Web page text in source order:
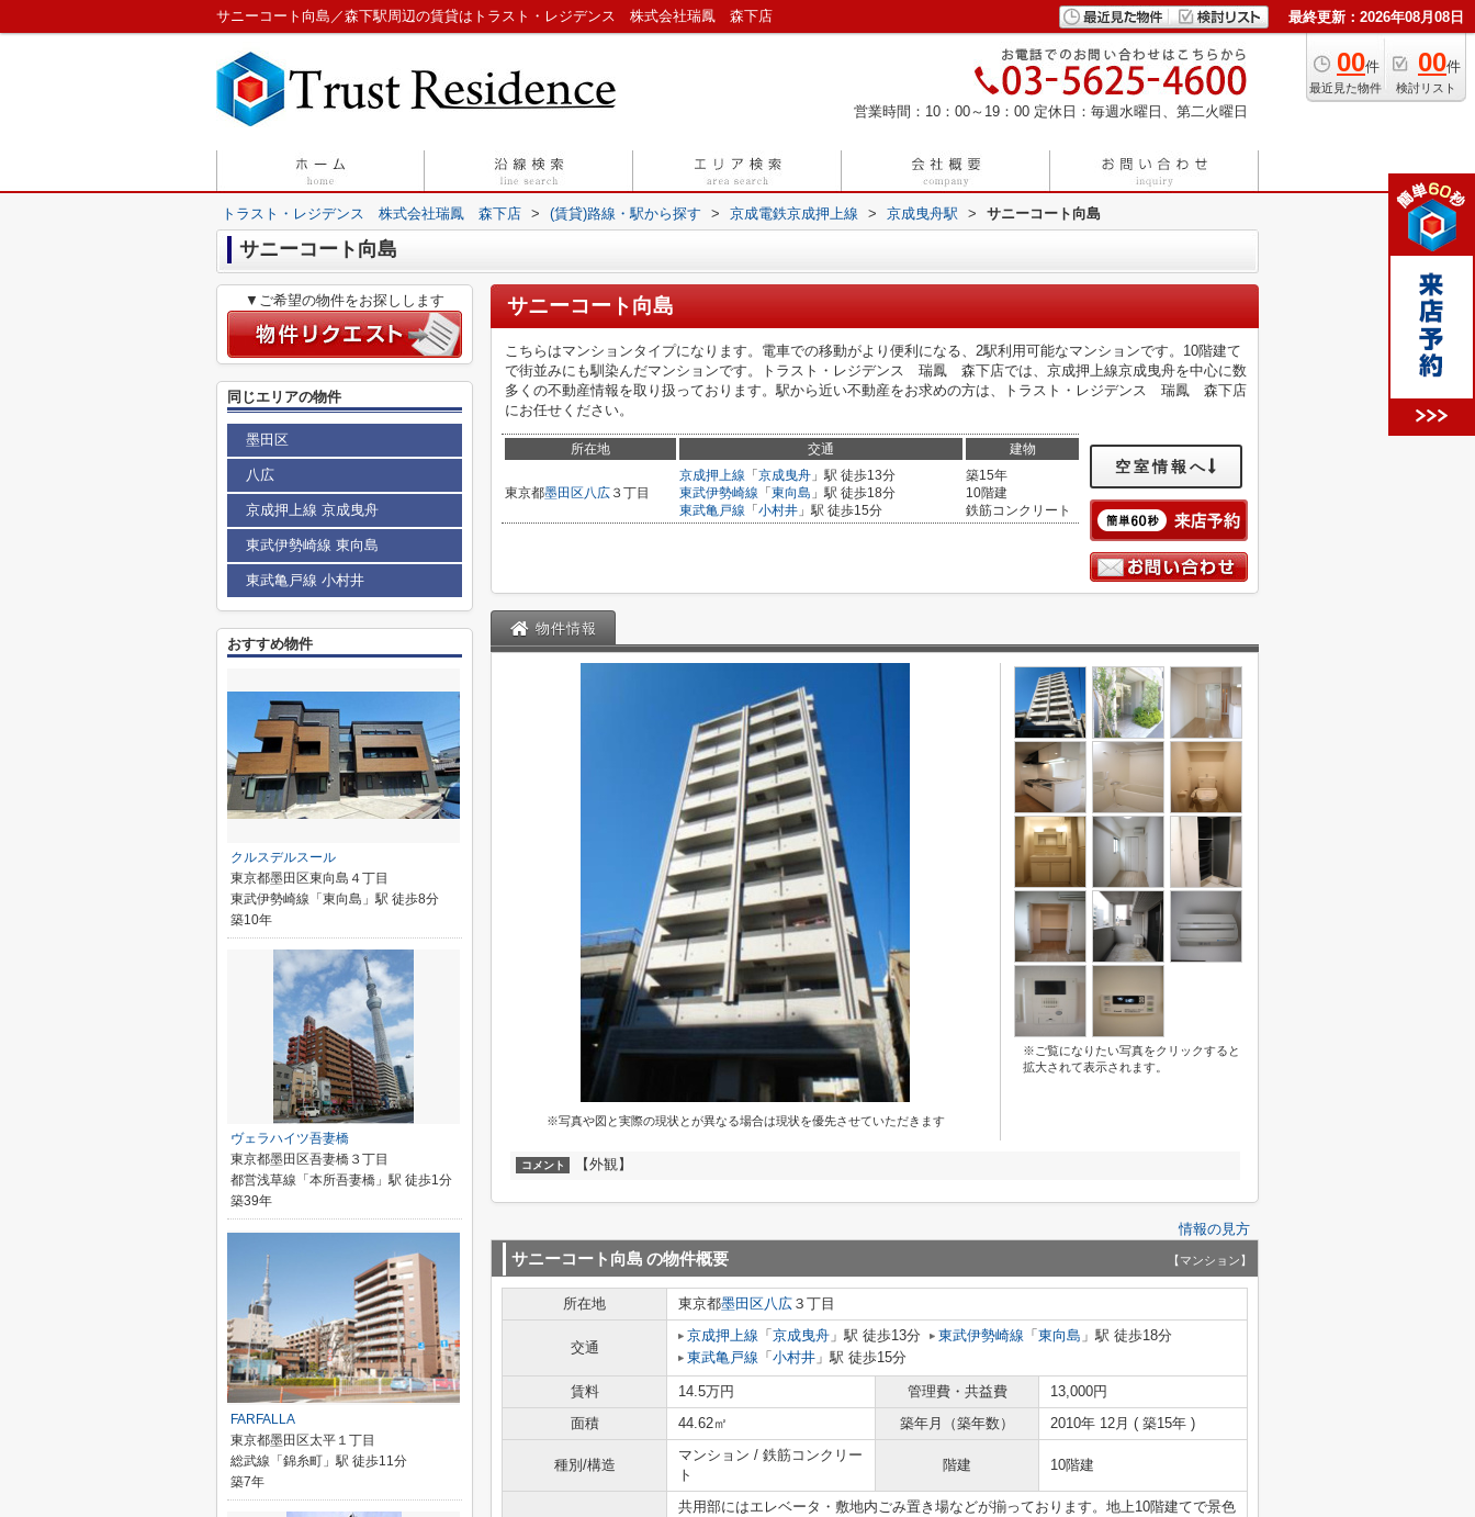
サニーコート向島／森下駅周辺の賃貸はトラスト・レジデンス 株式会社瑞鳳 森下店 最終更新：2026年08月08日
00件
最近見た物件
00件
検討リスト
営業時間：10：00～19：00 定休日：毎週水曜日、第二火曜日
トラスト・レジデンス 株式会社瑞鳳 森下店 > (賃貸)路線・駅から探す > 京成電鉄京成押上線 > 京成曳舟駅 > サニーコート向島
サニーコート向島
サニーコート向島
こちらはマンションタイプになります。電車での移動がより便利になる、2駅利用可能なマンションです。10階建て
で街並みにも馴染んだマンションです。トラスト・レジデンス 瑞鳳 森下店では、京成押上線京成曳舟を中心に数
多くの不動産情報を取り扱っております。駅から近い不動産をお求めの方は、トラスト・レジデンス 瑞鳳 森下店
にお任せください。
所在地 交通 建物
東京都墨田区八広 ３丁目
京成押上線 「 京成曳舟 」駅 徒歩13分
東武伊勢崎線 「 東向島 」駅 徒歩18分
東武亀戸線 「 小村井 」駅 徒歩15分
築15年
10階建
鉄筋コンクリート
空室情報へ
物件情報
※写真や図と実際の現状とが異なる場合は現状を優先させていただきます
※ご覧になりたい写真をクリックすると
拡大されて表示されます。
コメント 【外観】
情報の見方
サニーコート向島 の物件概要 【マンション】
所在地 東京都墨田区八広 ３丁目
交通
京成押上線 「 京成曳舟 」駅 徒歩13分 東武伊勢崎線 「 東向島 」駅 徒歩18分
東武亀戸線 「 小村井 」駅 徒歩15分
賃料 14.5万円 管理費・共益費
13,000円
面積
44.62㎡ 築年月（築年数） 2010年 12月 ( 築15年 )
種別/構造
マンション / 鉄筋コンクリー
ト
階建 10階建
共用部にはエレベータ・敷地内ごみ置き場などが揃っております。地上10階建てで景色
▼ご希望の物件をお探しします
同じエリアの物件
墨田区
八広
京成押上線 京成曳舟
東武伊勢崎線 東向島
東武亀戸線 小村井
おすすめ物件
クルスデルスール
東京都墨田区東向島４丁目
東武伊勢崎線「東向島」駅 徒歩8分
築10年
ヴェラハイツ吾妻橋
東京都墨田区吾妻橋３丁目
都営浅草線「本所吾妻橋」駅 徒歩1分
築39年
FARFALLA
東京都墨田区太平１丁目
総武線「錦糸町」駅 徒歩11分
築7年